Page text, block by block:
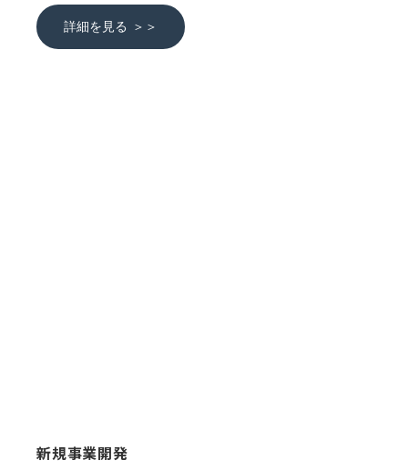
詳細を見る ＞＞
新規事業開発